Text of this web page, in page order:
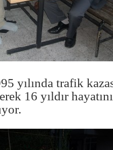
yılında trafik
16 yıldır